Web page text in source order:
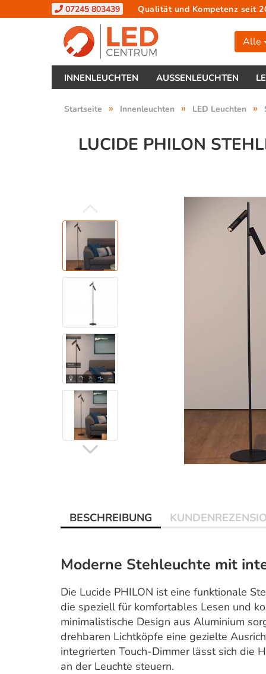
07245 803439 Qualität und Kompetenz seit
Alle
INNENLEUCHTEN AUSSENLEUCHTEN
Startseite » Innenleuchten » LED Leuchten »
LUCIDE PHILON
BESCHREIBUNG
Moderne Stehleuchte mit
Die Lucide PHILON ist eine funktionale
die speziell für komfortables Lesen und
minimalistische Design aus Aluminium
drehbaren Lichtköpfe eine gezielte
integrierten Touch-Dimmer lässt sich die
an der Leuchte steuern.